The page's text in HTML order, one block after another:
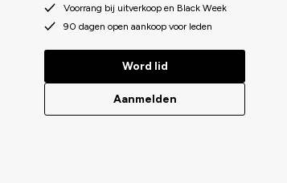
Voorrang bij uitverkoop en Black Week
90 dagen open aankoop voor leden
Word lid
Aanmelden